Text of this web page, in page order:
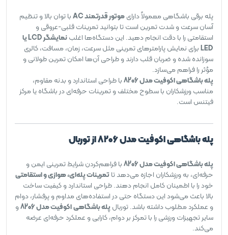
پله برقی باشگاهی معمولاً دارایموتور قدرتمند AC
با توان بالا و تنظیم
آسان سرعت و شدت تمرین است تا بتوانید تمرینات قلبی-عروقی و
استقامتی را با دقت انجام دهید. این دستگاه‌ها اغلب
نمایشگر LCD یا
LEDبرای نمایش پارامترهای تمرینی مثل سرعت، زمان، مسافت، کالری
سوزانده شده و ضربان قلب دارند و طراحی آن‌ها امکان تمرین طولانی و
مؤثر را فراهم می‌سازد.
پله باشگاهی اکوفیت مدل 8206
با طراحی استاندارد و بدنه مقاوم،
مناسب ورزشکاران با سطوح مختلف و تمرینات حرفه‌ای در باشگاه یا مرکز
فیتنس است.
پله باشگاهی اکوفیت مدل 8206 از توربال
پله باشگاهی اکوفیت مدل 8206
با فراهم‌کردن شرایط تمرینی ایمن و
حرفه‌ای، به ورزشکاران اجازه می‌دهد تا تمرینات پله‌ای، هوازی و استقامتی
خود را با اطمینان کامل انجام دهند. طراحی استاندارد و کیفیت ساخت
بالا باعث می‌شود این دستگاه حتی در استفاده‌های مداوم و پرفشار، دوام
و عملکرد مطلوب داشته باشد. توربالپله باشگاهیاکوفیت مدل 8206
و
سایر تجهیزات ورزشی را با تمرکز بر دوام، کارایی و عملکرد حرفه‌ای عرضه
می‌کند.